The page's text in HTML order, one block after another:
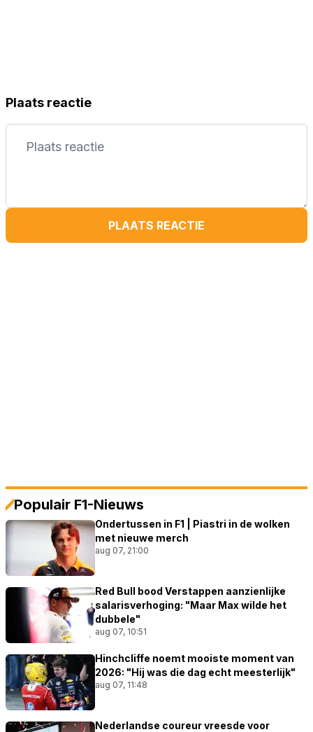
Plaats reactie
PLAATS REACTIE
Populair F1-Nieuws
Ondertussen in F1 | Piastri in de wolken
met nieuwe merch
aug 07, 21:00
Red Bull bood Verstappen aanzienlijke
salarisverhoging: "Maar Max wilde het
dubbele"
aug 07, 10:51
Hinchcliffe noemt mooiste moment van
2026: "Hij was die dag echt meesterlijk"
aug 07, 11:48
Nederlandse coureur vreesde voor